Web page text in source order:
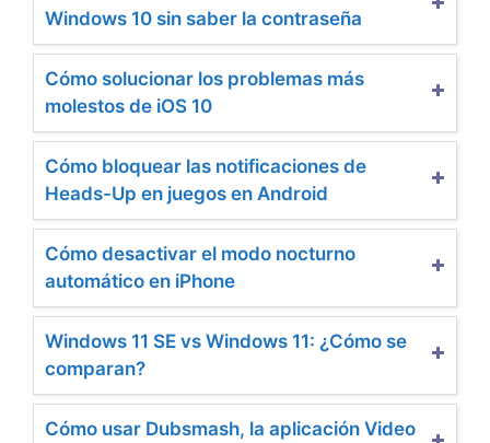
Windows 10 sin saber la contraseña
Cómo solucionar los problemas más
molestos de iOS 10
Cómo bloquear las notificaciones de
Heads-Up en juegos en Android
Cómo desactivar el modo nocturno
automático en iPhone
Windows 11 SE vs Windows 11: ¿Cómo se
comparan?
Cómo usar Dubsmash, la aplicación Video